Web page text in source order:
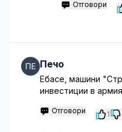
Отговори
Печо
Ебасе, машини
инвестиции в
Отговори 1